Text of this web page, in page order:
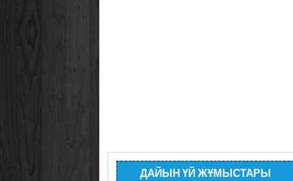
ДАЙЫН ҮЙ ЖҰМЫСТАРЫ